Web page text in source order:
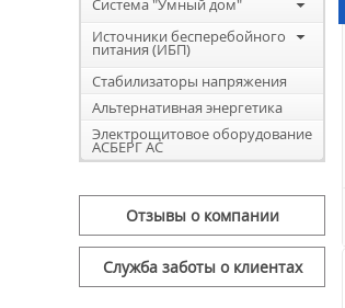
Система "Умный дом"
Источники бесперебойного
питания (ИБП)
Стабилизаторы напряжения
Альтернативная энергетика
Электрощитовое оборудование
АСБЕРГ АС
Отзывы о компании
Служба заботы о клиентах